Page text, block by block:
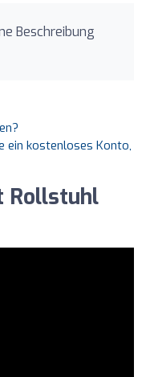
Beschreibung
ein kostenloses Konto,
Rollstuhl